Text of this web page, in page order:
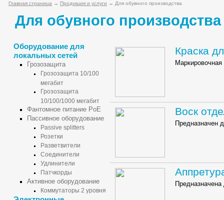
Главная страница → Продукция и услуги → Для обувного производства
Для обувного производства
Оборудование для
локальных сетей
Грозозащита
Грозозащита 10/100
мегабит
Грозозащита
10/100/1000 мегабит
Фантомное питание PoE
Пассивное оборудование
Passive splitters
Розетки
Разветвители
Соединители
Удлинители
Патчкорды
Активное оборудование
Коммутаторы 2 уровня
Краска
Воск
Предназначен